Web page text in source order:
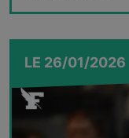
LE 26/01/2026